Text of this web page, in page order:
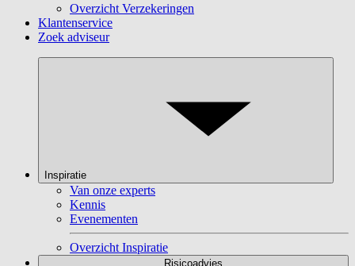
Overzicht Verzekeringen
Klantenservice
Zoek adviseur
Inspiratie
Van onze experts
Kennis
Evenementen
Overzicht Inspiratie
Risicoadvies